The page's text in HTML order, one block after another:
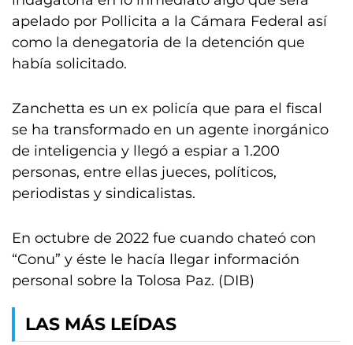
apelado por Pollicita a la Cámara Federal así
como la denegatoria de la detención que
había solicitado.
Zanchetta es un ex policía que para el fiscal
se ha transformado en un agente inorgánico
de inteligencia y llegó a espiar a 1.200
personas, entre ellas jueces, políticos,
periodistas y sindicalistas.
En octubre de 2022 fue cuando chateó con
“Conu” y éste le hacía llegar información
personal sobre la Tolosa Paz. (DIB)
LAS MÁS LEÍDAS